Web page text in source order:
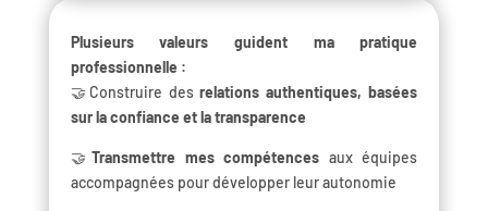
Plusieurs valeurs guident ma pratique
professionnelle :
🤝Construire desrelations authentiques, basées
sur la confiance et la transparence
🤝Transmettre mes compétences aux équipes
accompagnées pour développer leur autonomie